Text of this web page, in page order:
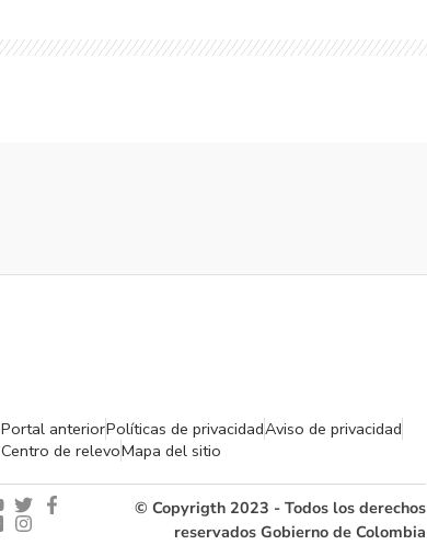
Portal anteriorPolíticas de privacidadAviso de privacidad
Centro de relevoMapa del sitio
© Copyrigth 2023 - Todos los derechos
reservados Gobierno de Colombia